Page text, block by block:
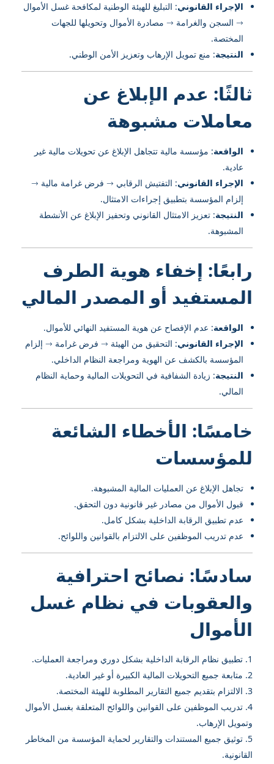
الإجراء القانوني: التبليغ للهيئة الوطنية لمكافحة غسل الأموال
→ السجن والغرامة → مصادرة الأموال وتحويلها للجهات
المختصة.
النتيجة: منع تمويل الإرهاب وتعزيز الأمن الوطني.
ثالثًا: عدم الإبلاغ عن
معاملات مشبوهة
الواقعة: مؤسسة مالية تتجاهل الإبلاغ عن تحويلات مالية غير
عادية.
الإجراء القانوني: التفتيش الرقابي → فرض غرامة مالية →
إلزام المؤسسة بتطبيق إجراءات الامتثال.
النتيجة: تعزيز الامتثال القانوني وتحفيز الإبلاغ عن الأنشطة
المشبوهة.
رابعًا: إخفاء هوية الطرف
المستفيد أو المصدر المالي
الواقعة: عدم الإفصاح عن هوية المستفيد النهائي للأموال.
الإجراء القانوني: التحقيق من الهيئة → فرض غرامة → إلزام
المؤسسة بالكشف عن الهوية ومراجعة النظام الداخلي.
النتيجة: زيادة الشفافية في التحويلات المالية وحماية النظام
المالي.
خامسًا: الأخطاء الشائعة
للمؤسسات
تجاهل الإبلاغ عن العمليات المالية المشبوهة.
قبول الأموال من مصادر غير قانونية دون التحقق.
عدم تطبيق الرقابة الداخلية بشكل كامل.
عدم تدريب الموظفين على الالتزام بالقوانين واللوائح.
سادسًا: نصائح احترافية
والعقوبات في نظام غسل
الأموال
تطبيق نظام الرقابة الداخلية بشكل دوري ومراجعة العمليات.
متابعة جميع التحويلات المالية الكبيرة أو غير العادية.
الالتزام بتقديم جميع التقارير المطلوبة للهيئة المختصة.
تدريب الموظفين على القوانين واللوائح المتعلقة بغسل الأموال
وتمويل الإرهاب.
توثيق جميع المستندات والتقارير لحماية المؤسسة من المخاطر
القانونية.